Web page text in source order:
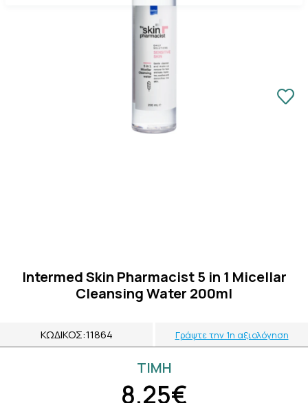
Intermed Skin Pharmacist 5 in 1 Micellar
Cleansing Water 200ml
ΚΩΔΙΚΌΣ:11864 Γράψτε την 1η αξιολόγηση
ΤΙΜH
8.25€